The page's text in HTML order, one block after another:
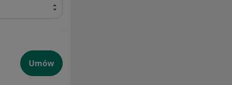
Umów